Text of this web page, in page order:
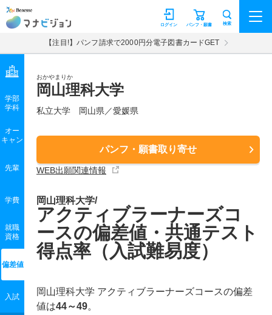
マナビジョン パンフ・願書
ログイン 検索
【注目!】パンフ請求で2000円分電子図書カードGET
おかやまりか
岡山理科大学
私立大学 岡山県／愛媛県
パンフ・願書取り寄せ
WEB出願関連情報
学部
学科
オー
キャン
先輩
学費
就職
資格
偏差値
入試
岡山理科大学/
アクティブラーナーズコ
ースの偏差値・共通テスト
得点率（入試難易度）
岡山理科大学 アクティブラーナーズコースの偏差
値は44～49。